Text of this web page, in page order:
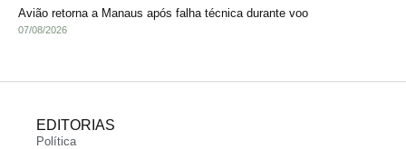
Avião retorna a Manaus após falha técnica durante voo
07/08/2026
EDITORIAS
Política